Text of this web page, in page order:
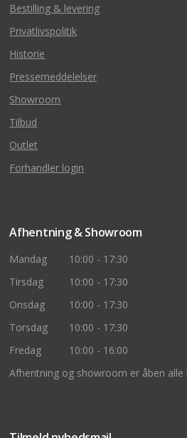
Bestilling & levering
Privatlivspolitik
Historie
Pressemeddelelser
Showroom
Tilbud
Outlet
Forhandler login
Afhentning & Showroom
Mandag
10:00 - 17:30
Tirsdag
10:00 - 17:30
Onsdag
10:00 - 17:30
Torsdag
10:00 - 17:30
Fredag
10:00 - 16:00
Afhentning og showroom er åben alle